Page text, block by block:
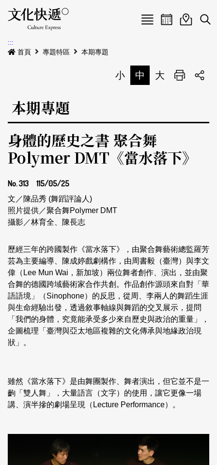
Menu
最新公告
本期專題
歷史專題
活動特區
活動列表
活動日曆
地圖搜尋
關於我們
常見問答
關於我們
刊物索取地點
聯絡我們
我要刊登
會員基本資料
刊登活動
網站導覽
日本語
活動日曆活動地圖
展
:::
首頁
專題特區 本期專題
小 中 大 列印
本期專題
身體的歷史之書 聚合舞
Polymer DMT《當水落下》
No. 313 115/05/25
文／陳品秀 (舞蹈評論人)
照片提供／聚合舞Polymer DMT
攝影／林育全、陳長志
歷經三年的跨國製作《當水落下》，由聚合舞藝術總監羅芳
芸為主要編導、陳成婷戲劇構作，由周書毅（臺灣）與李文
偉（Lee Mun Wai，新加坡）兩位舞者創作、演出，並由聚
合舞的德國跨域藝術家合作共創。作品創作源頭來自對「華
語語境」（Sinophone）的反思，從周、李兩人的舞蹈生涯
與生命經驗出發，透過敘事軸線與舞蹈的交叉展示，提問
「我們的身體，究竟能承受多少來自歷史與政治的重量」，
企圖梳理「臺灣與亞太地區複雜的文化傳承與地緣政治現
狀」。
雖然《當水落下》是由舞團製作、舞者演出，但它並不是一
齣「雙人舞」，大量語言（文字）的使用，讓它更像一場
講、演半摻的劇場呈現（Lecture Performance）。